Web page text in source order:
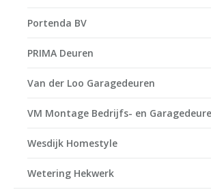
Portenda BV
PRIMA Deuren
Van der Loo Garagedeuren
VM Montage Bedrijfs- en
Wesdijk Homestyle
Wetering Hekwerk